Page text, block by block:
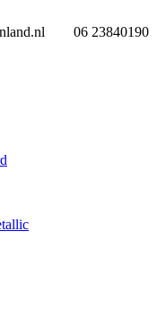
06 23840190